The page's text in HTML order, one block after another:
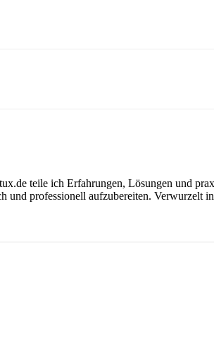
teile ich Erfahrungen, Lösungen und
professionell aufzubereiten. Verwurzelt